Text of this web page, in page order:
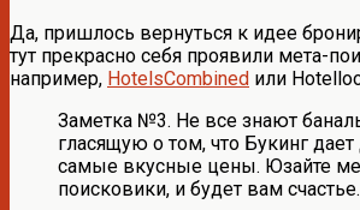
Да, пришлось вернуться к идее
тут прекрасно себя проявили мета-
например, HotelsCombined или
Заметка №3. Не все знают
гласящую о том, что Букинг
самые вкусные цены. Юзайте
поисковики, и будет вам счастье.